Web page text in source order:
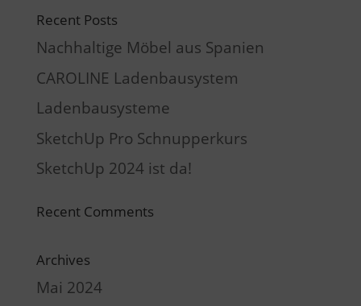
Recent Posts
Nachhaltige Möbel aus Spanien
CAROLINE Ladenbausystem
Ladenbausysteme
SketchUp Pro Schnupperkurs
SketchUp 2024 ist da!
Recent Comments
Archives
Mai 2024